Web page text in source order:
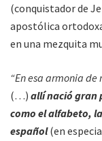
(conquistador de
apostólica
en una mezquita
“En esa armonia de
(…) allí nació gran
como el alfabeto,
español(en